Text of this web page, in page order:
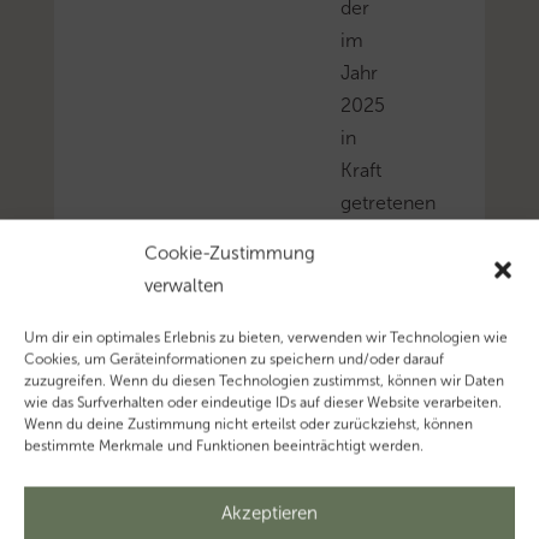
Cookie-Zustimmung
verwalten
Um dir ein optimales Erlebnis zu bieten, verwenden wir Technologien wie
Cookies, um Geräteinformationen zu speichern und/oder darauf
zuzugreifen. Wenn du diesen Technologien zustimmst, können wir Daten
wie das Surfverhalten oder eindeutige IDs auf dieser Website verarbeiten.
Wenn du deine Zustimmung nicht erteilst oder zurückziehst, können
bestimmte Merkmale und Funktionen beeinträchtigt werden.
Akzeptieren
der
im
Jahr
2025
in
Kraft
getretenen
für
2026
beschlossenen
Änderungen